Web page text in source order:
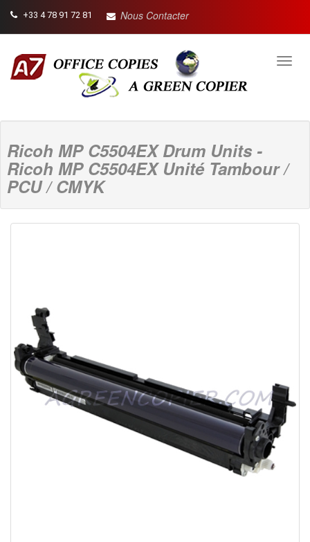
+33 4 78 91 72 81 Nous Contacter
Ricoh MP C5504EX Drum Units -
Ricoh MP C5504EX Unité Tambour /
PCU / CMYK